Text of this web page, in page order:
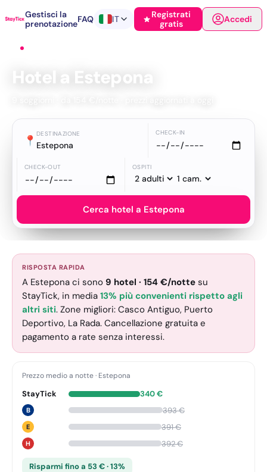
Gestisci la
prenotazioneFAQ IT
Registrati
gratis
Accedi
Hotel a Estepona
📍 DESTINAZIONE
Estepona
CHECK-IN
CHECK-OUT OSPITI
Cerca hotel a Estepona
RISPOSTA RAPIDA
A Estepona ci sono 9 hotel · 154 €/notte su
StayTick, in media 13% più convenienti rispetto agli
altri siti. Zone migliori: Casco Antiguo, Puerto
Deportivo, La Rada. Cancellazione gratuita e
pagamento a rate senza interessi.
Prezzo medio a notte· Estepona
StayTick 340€
B 393€
E 391€
H 392€
Risparmi fino a 53 € · 13%